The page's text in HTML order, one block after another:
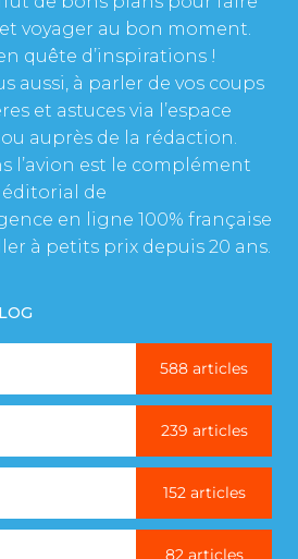
voyager au bon moment.
quête d’inspirations !
aussi, à parler de vos coups
et astuces via l’espace
auprès de la rédaction.
l’avion est le complément
éditorial de
en ligne 100% française
à petits prix depuis 20 ans.
588 articles
239 articles
152 articles
82 articles